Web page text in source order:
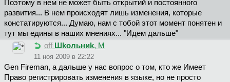
Поэтому в нем не может быть открытий и постоянного
развития... В нем происходят лишь изменения, которые
констатируются... Думаю, нам с тобой этот момент понятен и
тут мы едины в наших мнениях... "Идем дальше"
off Шkoльниk, М
11 ноя 2009 в 22:22
Gen Fireman, а дальше у нас вопрос о том, кто же Имеет
Право регистрировать изменения в языке, но не просто